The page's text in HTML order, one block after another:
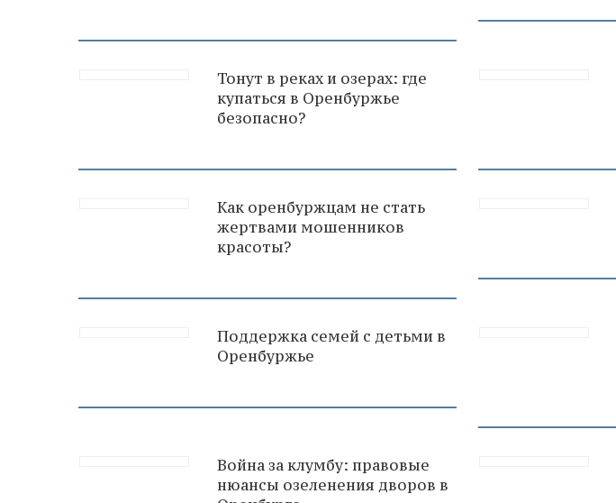
Тонут в реках и озерах: где
купаться в Оренбуржье
безопасно?
Как оренбуржцам не стать
жертвами мошенников
красоты?
Поддержка семей с детьми в
Оренбуржье
Война за клумбу: правовые
нюансы озеленения дворов в